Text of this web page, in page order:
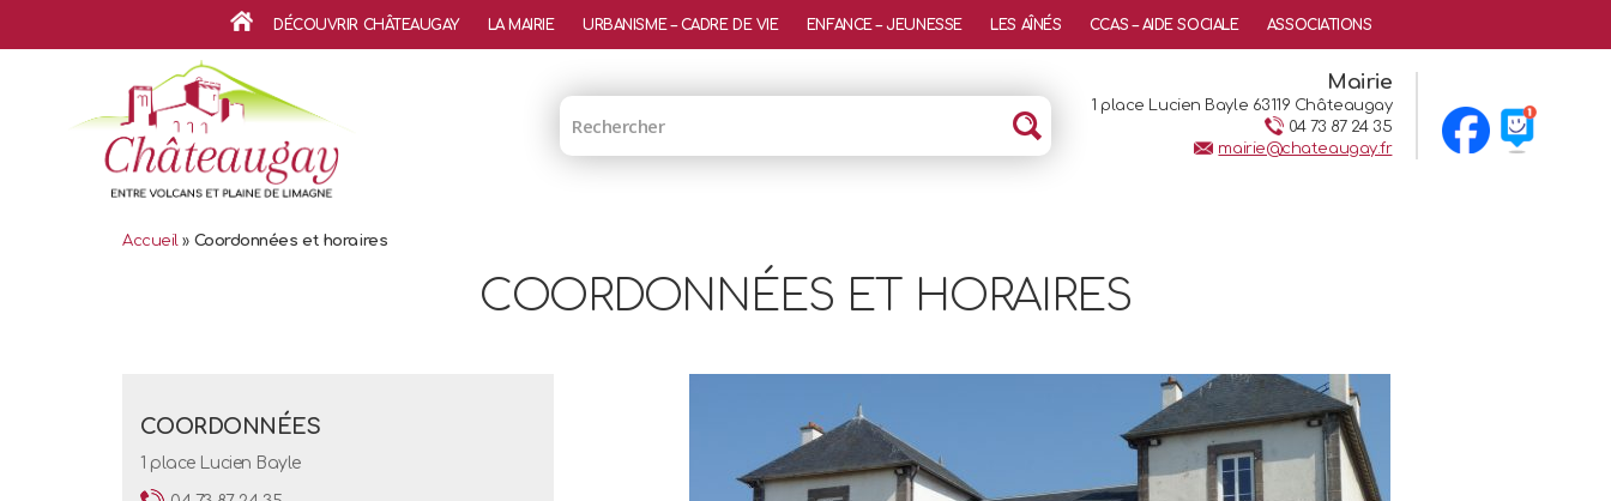
Mairie
1 place Lucien Bayle 63119 Châteaugay
04 73 87 24 35
mairie@chateaugay.fr
ACCUEIL
DÉCOUVRIR CHÂTEAUGAY LA MAIRIE URBANISME – CADRE DE VIE ENFANCE – JEUNESSE LES AÎNÉS CCAS – AIDE SOCIALE ASSOCIATIONS
Accueil» Coordonnées et horaires
COORDONNÉES ET HORAIRES
COORDONNÉES
1 place Lucien Bayle